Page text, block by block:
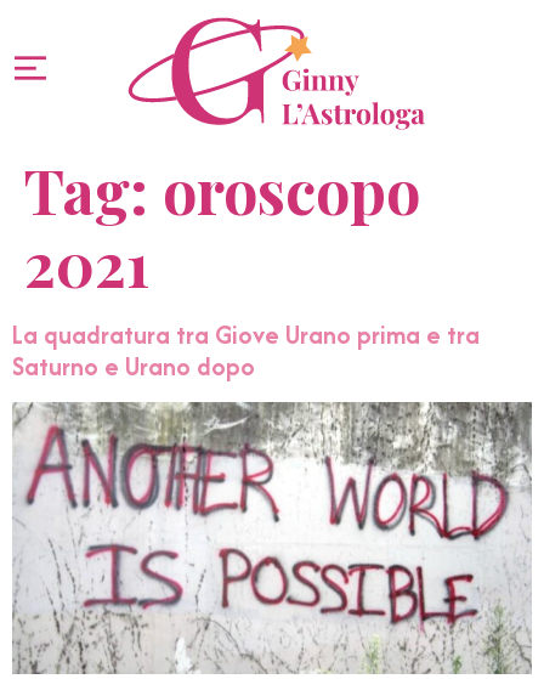
Tag: oroscopo
2021
La quadratura tra Giove Urano prima e tra
Saturno e Urano dopo